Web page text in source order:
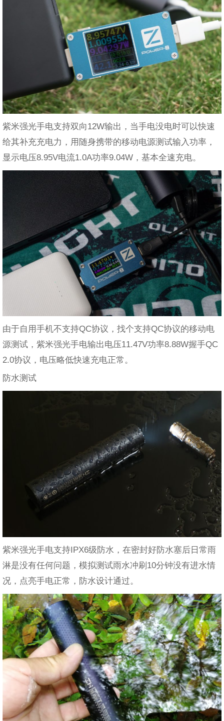
紫米强光手电支持双向12W输出，当手电没电时可以快速
给其补充充电力，用随身携带的移动电源测试输入功率，
显示电压8.95V电流1.0A功率9.04W，基本全速充电。
由于自用手机不支持QC协议，找个支持QC协议的移动电
源测试，紫米强光手电输出电压11.47V功率8.88W握手QC
2.0协议，电压略低快速充电正常。
防水测试
紫米强光手电支持IPX6级防水，在密封好防水塞后日常雨
淋是没有任何问题，模拟测试雨水冲刷10分钟没有进水情
况，点亮手电正常，防水设计通过。